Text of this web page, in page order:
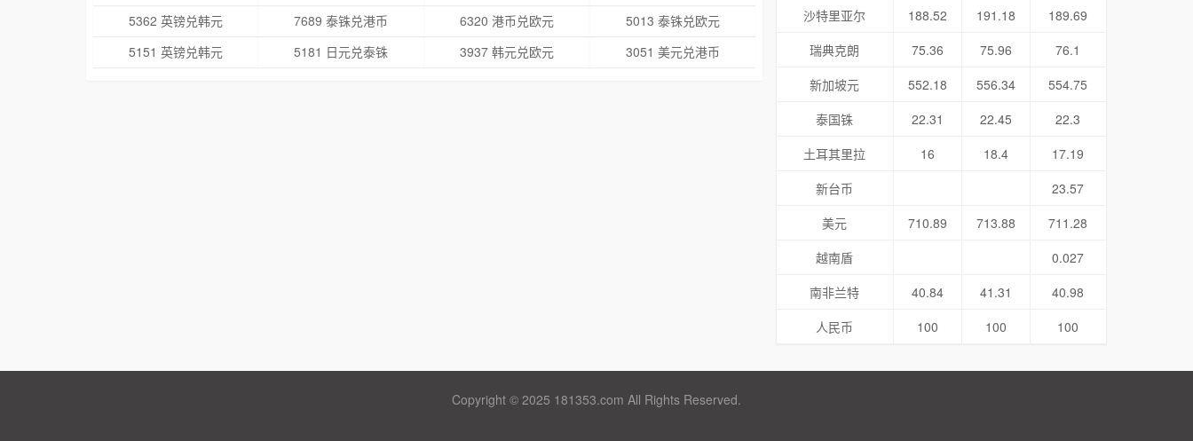
5362 英镑兑韩元
7689 泰铢兑港币 6320 港币兑欧元
5013 泰铢兑欧元
5151 英镑兑韩元
5181 日元兑泰铢 3937 韩元兑欧元 3051 美元兑港币
沙特里亚尔
188.52 191.18
189.69
瑞典克朗
75.36 75.96
76.1
新加坡元
552.18 556.34
554.75
泰国铢
22.31 22.45
22.3
土耳其里拉
16 18.4
17.19
新台币
23.57
美元
710.89 713.88
711.28
越南盾
0.027
南非兰特
40.84 41.31
40.98
人民币
100 100 100
Copyright © 2025 181353.com All Rights Reserved.